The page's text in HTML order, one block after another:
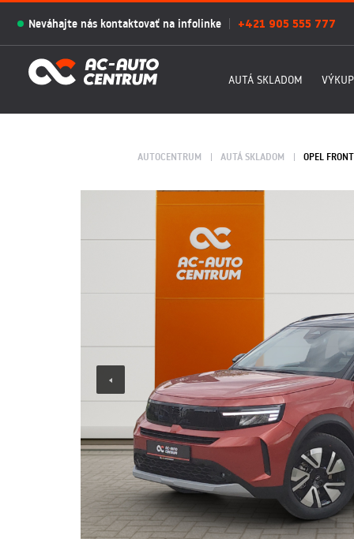
Neváhajte nás kontaktovať na infolinke +421 905 555 777
AUTÁ SKLADOM
AUTOCENTRUM AUTÁ SKLADOM OPEL